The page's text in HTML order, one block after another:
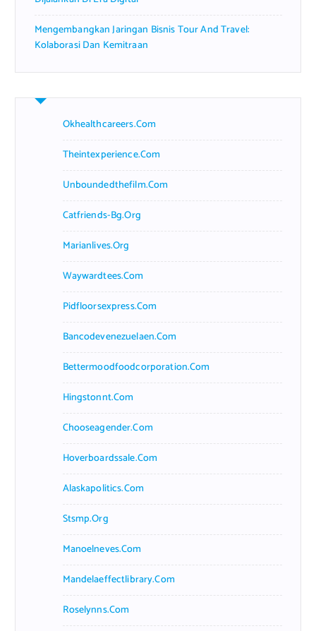
Mengembangkan Jaringan Bisnis Tour And Travel:
Kolaborasi Dan Kemitraan
Okhealthcareers.com
Theintexperience.com
Unboundedthefilm.com
Catfriends-Bg.org
Marianlives.org
Waywardtees.com
Pidfloorsexpress.com
Bancodevenezuelaen.com
Bettermoodfoodcorporation.com
Hingstonnt.com
Chooseagender.com
Hoverboardssale.com
Alaskapolitics.com
Stsmp.org
Manoelneves.com
Mandelaeffectlibrary.com
Roselynns.com